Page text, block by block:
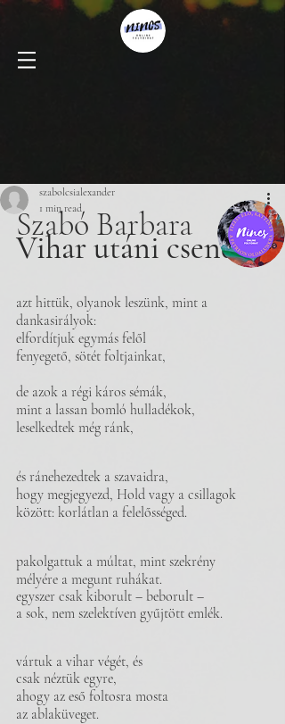
szabolcsialexander
1 min read
Szabó Barbara
Vihar utáni csendek
azt hittük, olyanok leszünk, mint a
dankasirályok:
elfordítjuk egymás felől
fenyegető, sötét foltjainkat,
de azok a régi káros sémák,
mint a lassan bomló hulladékok,
leselkedtek még ránk,
és ránehezedtek a szavaidra,
hogy megjegyezd, Hold vagy a csillagok
között: korlátlan a felelősséged.
pakolgattuk a múltat, mint szekrény
mélyére a megunt ruhákat.
egyszer csak kiborult – beborult –
a sok, nem szelektíven gyűjtött emlék.
vártuk a vihar végét, és
csak néztük egyre,
ahogy az eső foltosra mosta
az ablaküveget.